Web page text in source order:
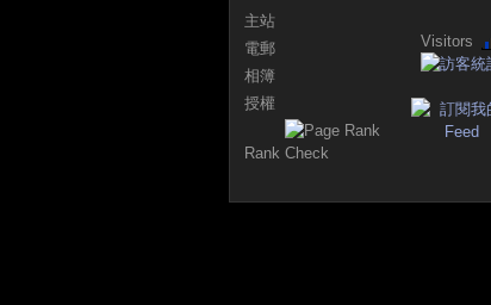
主站
Visitors
電郵
相簿
授權
Rank